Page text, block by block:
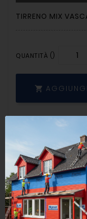
TIRRENO MIX
QUANTITÀ ()

Scrivi la tua